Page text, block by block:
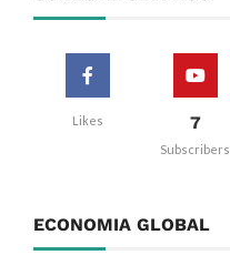
Likes 7
Subscribers
ECONOMIA GLOBAL